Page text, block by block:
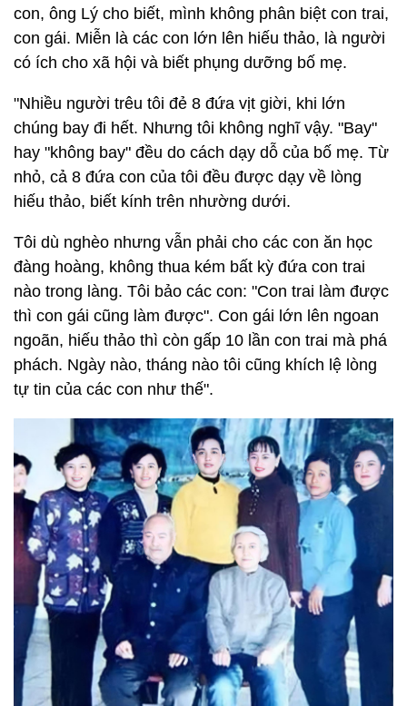
con, ông Lý cho biết, mình không phân biệt con trai,
con gái. Miễn là các con lớn lên hiếu thảo, là người
có ích cho xã hội và biết phụng dưỡng bố mẹ.
"Nhiều người trêu tôi đẻ 8 đứa vịt giời, khi lớn
chúng bay đi hết. Nhưng tôi không nghĩ vậy. "Bay"
hay "không bay" đều do cách dạy dỗ của bố mẹ. Từ
nhỏ, cả 8 đứa con của tôi đều được dạy về lòng
hiếu thảo, biết kính trên nhường dưới.
Tôi dù nghèo nhưng vẫn phải cho các con ăn học
đàng hoàng, không thua kém bất kỳ đứa con trai
nào trong làng. Tôi bảo các con: "Con trai làm được
thì con gái cũng làm được". Con gái lớn lên ngoan
ngoãn, hiếu thảo thì còn gấp 10 lần con trai mà phá
phách. Ngày nào, tháng nào tôi cũng khích lệ lòng
tự tin của các con như thế".